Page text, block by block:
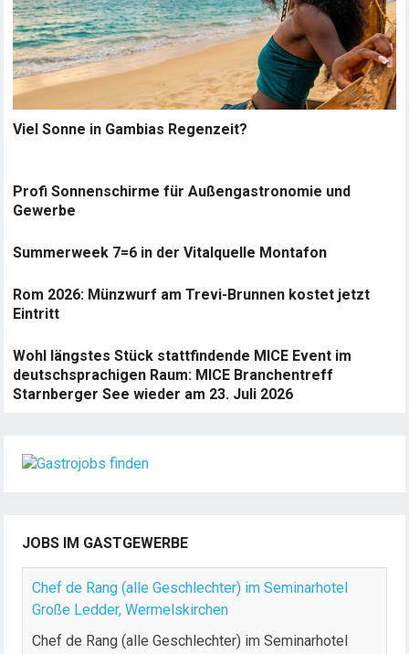
Viel Sonne in Gambias Regenzeit?
Profi Sonnenschirme für Außengastronomie und
Gewerbe
Summerweek 7=6 in der Vitalquelle Montafon
Rom 2026: Münzwurf am Trevi-Brunnen kostet jetzt
Eintritt
Wohl längstes Stück stattfindende MICE Event im
deutschsprachigen Raum: MICE Branchentreff
Starnberger See wieder am 23. Juli 2026
JOBS IM GASTGEWERBE
Chef de Rang (alle Geschlechter) im Seminarhotel
Große Ledder, Wermelskirchen
Chef de Rang (alle Geschlechter) im Seminarhotel